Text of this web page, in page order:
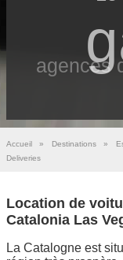
agences
Accueil » Destinations »
Deliveries
Location de
Catalonia Las
La Catalogne est